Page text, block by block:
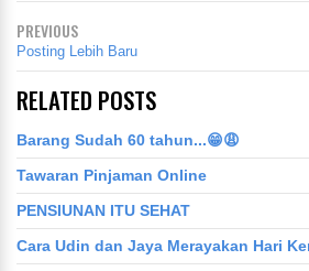
PREVIOUS
Posting Lebih Baru
RELATED POSTS
Barang Sudah 60 tahun...😁😩
Tawaran Pinjaman Online
PENSIUNAN ITU SEHAT
Cara Udin dan Jaya Merayakan Hari